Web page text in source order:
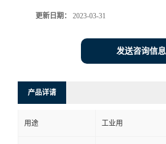
更新日期： 2023-03-31
发送咨询信息
产品详请
用途 工业用